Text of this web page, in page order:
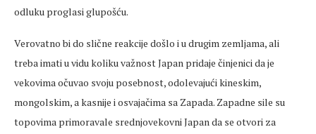
odluku proglasi glupošću.
Verovatno bi do slične reakcije došlo i u drugim zemljama, ali
treba imati u vidu koliku važnost Japan pridaje činjenici da je
vekovima očuvao svoju posebnost, odolevajući kineskim,
mongolskim, a kasnije i osvajačima sa Zapada. Zapadne sile su
topovima primoravale srednjovekovni Japan da se otvori za